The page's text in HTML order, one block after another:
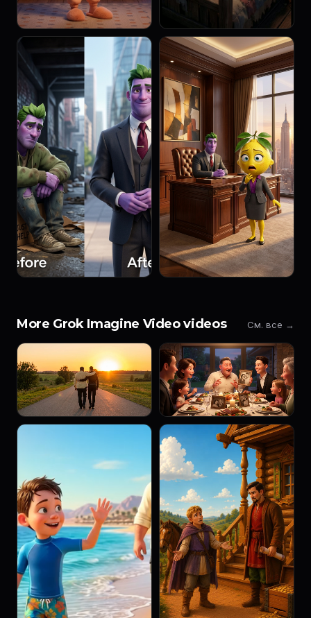
More Grok Imagine Video videos См. все →